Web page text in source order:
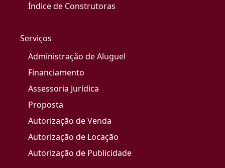
Índice de Construtoras
Serviços
Administração de Aluguel
Financiamento
Assessoria Jurídica
Proposta
Autorização de Venda
Autorização de Locação
Autorização de Publicidade